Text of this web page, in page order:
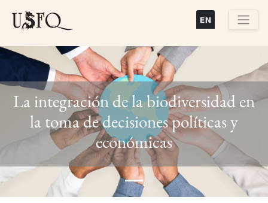
principal
Previous
La integración de la biodiversidad en
la toma de decisiones políticas y
económicas